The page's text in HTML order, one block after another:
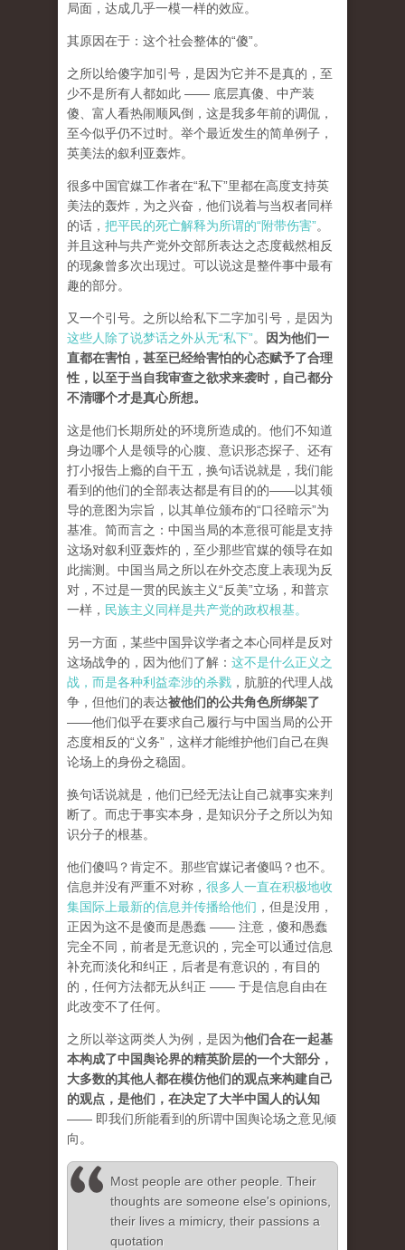
局面，达成几乎一模一样的效应。
其原因在于：这个社会整体的“傻”。
之所以给傻字加引号，是因为它并不是真的，至
少不是所有人都如此 —— 底层真傻、中产装
傻、富人看热闹顺风倒，这是我多年前的调侃，
至今似乎仍不过时。举个最近发生的简单例子，
英美法的叙利亚轰炸。
很多中国官媒工作者在“私下”里都在高度支持英
美法的轰炸，为之兴奋，他们说着与当权者同样
的话， 把平民的死亡解释为所谓的“附带伤害”。
并且这种与共产党外交部所表达之态度截然相反
的现象曾多次出现过。可以说这是整件事中最有
趣的部分。
又一个引号。之所以给私下二字加引号，是因为
这些人除了说梦话之外从无“私下”。
因为他们一
直都在害怕，甚至已经给害怕的心态赋予了合理
性，以至于当自我审查之欲求来袭时，自己都分
不清哪个才是真心所想。
这是他们长期所处的环境所造成的。他们不知道
身边哪个人是领导的心腹、意识形态探子、还有
打小报告上瘾的自干五，换句话说就是，我们能
看到的他们的全部表达都是有目的的——以其领
导的意图为宗旨，以其单位颁布的“口径暗示”为
基准。简而言之：中国当局的本意很可能是支持
这场对叙利亚轰炸的，至少那些官媒的领导在如
此揣测。中国当局之所以在外交态度上表现为反
对，不过是一贯的民族主义“反美”立场，和普京
一样， 民族主义同样是共产党的政权根基。
另一方面，某些中国异议学者之本心同样是反对
这场战争的，因为他们了解： 这不是什么正义之
战，而是各种利益牵涉的杀戮 ，肮脏的代理人战
争，但他们的表达被他们的公共角色所绑架了
——他们似乎在要求自己履行与中国当局的公开
态度相反的“义务”，这样才能维护他们自己在舆
论场上的身份之稳固。
换句话说就是，他们已经无法让自己就事实来判
断了。而忠于事实本身，是知识分子之所以为知
识分子的根基。
他们傻吗？肯定不。那些官媒记者傻吗？也不。
信息并没有严重不对称， 很多人一直在积极地收
集国际上最新的信息并传播给他们 ，但是没用，
正因为这不是傻而是愚蠢 —— 注意，傻和愚蠢
完全不同，前者是无意识的，完全可以通过信息
补充而淡化和纠正，后者是有意识的，有目的
的，任何方法都无从纠正 —— 于是信息自由在
此改变不了任何。
之所以举这两类人为例，是因为他们合在一起基
本构成了中国舆论界的精英阶层的一个大部分，
大多数的其他人都在模仿他们的观点来构建自己
的观点，是他们，在决定了大半中国人的认知
—— 即我们所能看到的所谓中国舆论场之意见倾
向。
Most people are other people. Their
thoughts are someone else's opinions,
their lives a mimicry, their passions a
quotation